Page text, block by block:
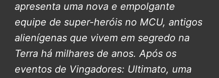
apresenta uma nova e empolgante
equipe de super-heróis no MCU, antigos
alienígenas que vivem em segredo na
Terra há milhares de anos. Após os
eventos de Vingadores: Ultimato, uma